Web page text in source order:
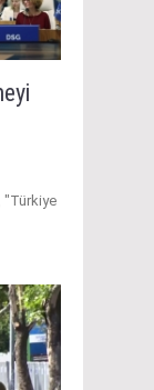
"Türkiye